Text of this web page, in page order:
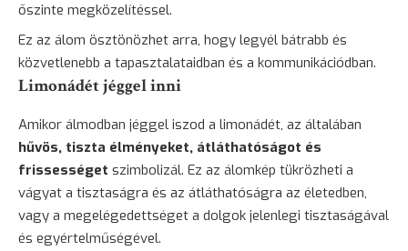
őszinte megközelítéssel.
Ez az álom ösztönözhet arra, hogy legyél bátrabb és
közvetlenebb a tapasztalataidban és a kommunikációdban.
Limonádét jéggel inni
Amikor álmodban jéggel iszod a limonádét, az általában
hűvös, tiszta élményeket, átláthatóságot és
frissességet szimbolizál. Ez az álomkép tükrözheti a
vágyat a tisztaságra és az átláthatóságra az életedben,
vagy a megelégedettséget a dolgok jelenlegi tisztaságával
és egyértelműségével.